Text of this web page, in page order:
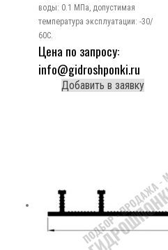
воды: 0.1 МПа, допустимая
температура эксплуатации: -30/
60C.
Цена по запросу:
info@gidroshponki.ru
Добавить в заявку